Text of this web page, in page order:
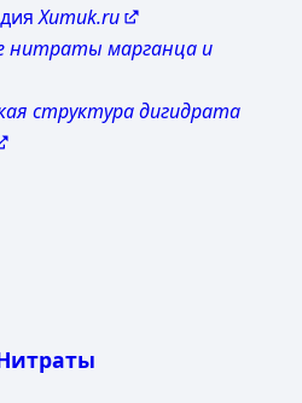
Xumuk.ru
нитраты марганца и
структура дигидрата